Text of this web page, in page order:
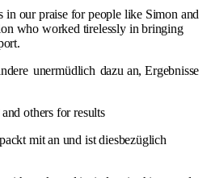
in our praise for people like Simon and
who worked tirelessly in bringing
unermüdlich dazu an, Ergebnisse
others for results
mit an und ist diesbezüglich